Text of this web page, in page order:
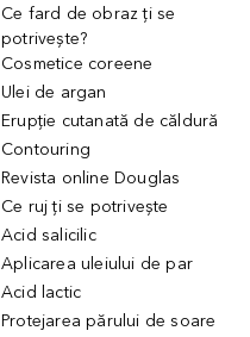
Ce fard de obraz ți se
potrivește?
Cosmetice coreene
Ulei de argan
Erupție cutanată de căldură
Contouring
Revista online Douglas
Ce ruj ți se potrivește
Acid salicilic
Aplicarea uleiului de par
Acid lactic
Protejarea părului de soare